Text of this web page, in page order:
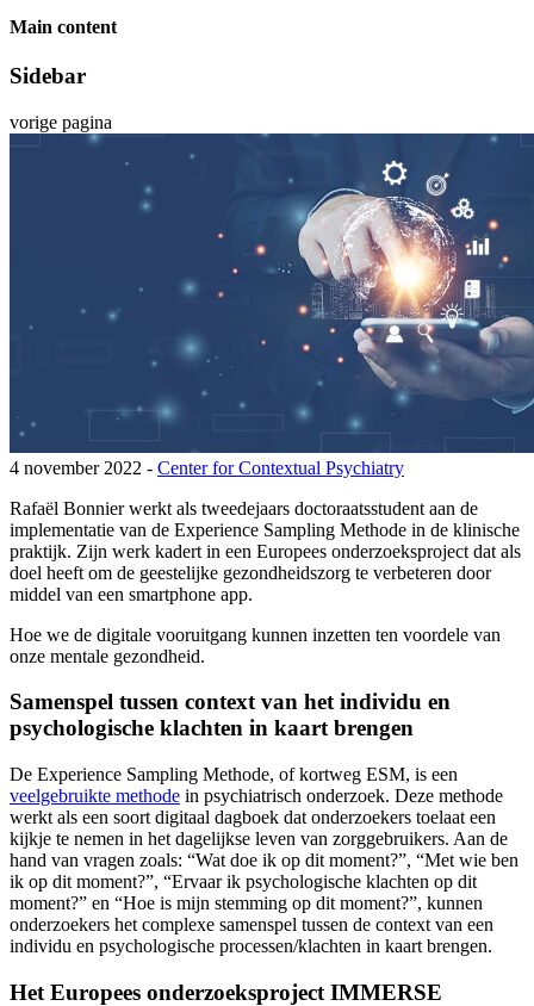
Main content
Sidebar
vorige pagina
4 november 2022 - Center for Contextual Psychiatry
Rafaël Bonnier werkt als tweedejaars doctoraatsstudent aan de
implementatie van de Experience Sampling Methode in de klinische
praktijk. Zijn werk kadert in een Europees onderzoeksproject dat als
doel heeft om de geestelijke gezondheidszorg te verbeteren door
middel van een smartphone app.
Hoe we de digitale vooruitgang kunnen inzetten ten voordele van
onze mentale gezondheid.
Samenspel tussen context van het individu en
psychologische klachten in kaart brengen
De Experience Sampling Methode, of kortweg ESM, is een
veelgebruikte methode in psychiatrisch onderzoek. Deze methode
werkt als een soort digitaal dagboek dat onderzoekers toelaat een
kijkje te nemen in het dagelijkse leven van zorggebruikers. Aan de
hand van vragen zoals: “Wat doe ik op dit moment?”, “Met wie ben
ik op dit moment?”, “Ervaar ik psychologische klachten op dit
moment?” en “Hoe is mijn stemming op dit moment?”, kunnen
onderzoekers het complexe samenspel tussen de context van een
individu en psychologische processen/klachten in kaart brengen.
Het Europees onderzoeksproject IMMERSE